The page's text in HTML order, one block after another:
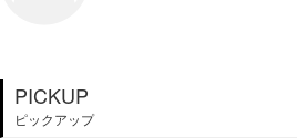
PICKUP
ピックアップ